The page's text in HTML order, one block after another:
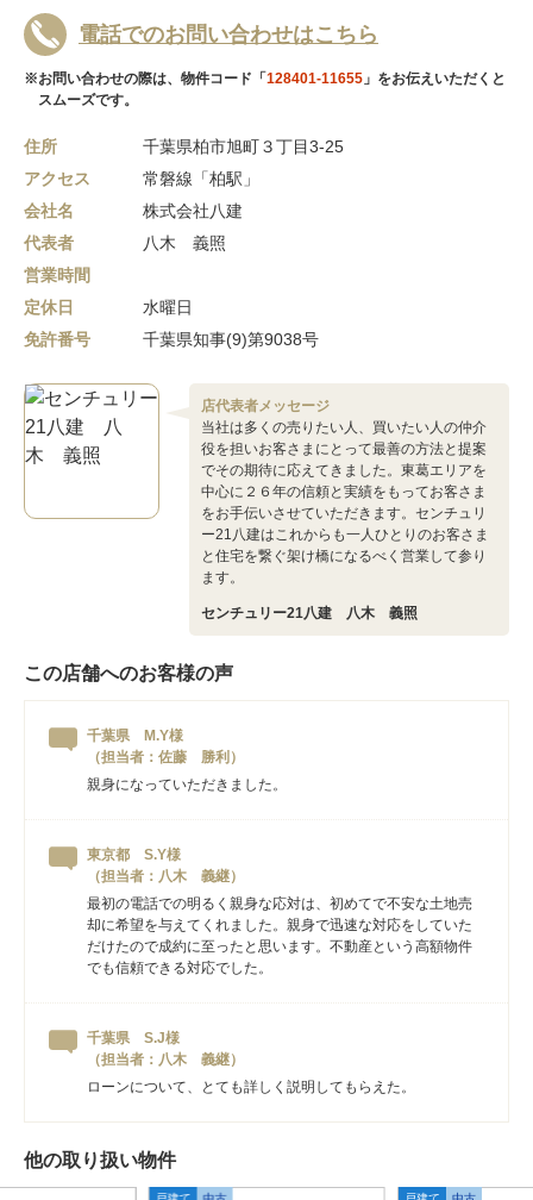
電話でのお問い合わせはこちら
※お問い合わせの際は、物件コード「 128401-11655 」をお伝えいただくと
スムーズです。
住所
千葉県柏市旭町３丁目3-25
アクセス
常磐線「柏駅」
会社名
株式会社八建
代表者
八木 義照
営業時間
定休日
水曜日
免許番号
千葉県知事(9)第9038号
店代表者メッセージ
当社は多くの売りたい人、買いたい人の仲介
役を担いお客さまにとって最善の方法と提案
でその期待に応えてきました。東葛エリアを
中心に２６年の信頼と実績をもってお客さま
をお手伝いさせていただきます。センチュリ
ー21八建はこれからも一人ひとりのお客さま
と住宅を繋ぐ架け橋になるべく営業して参り
ます。
センチュリー21八建 八木 義照
この店舗へのお客様の声
千葉県 M.Y様
（担当者：佐藤 勝利）
親身になっていただきました。
東京都 S.Y様
（担当者：八木 義継）
最初の電話での明るく親身な応対は、初めてで不安な土地売
却に希望を与えてくれました。親身で迅速な対応をしていた
だけたので成約に至ったと思います。不動産という高額物件
でも信頼できる対応でした。
千葉県 S.J様
（担当者：八木 義継）
ローンについて、とても詳しく説明してもらえた。
他の取り扱い物件